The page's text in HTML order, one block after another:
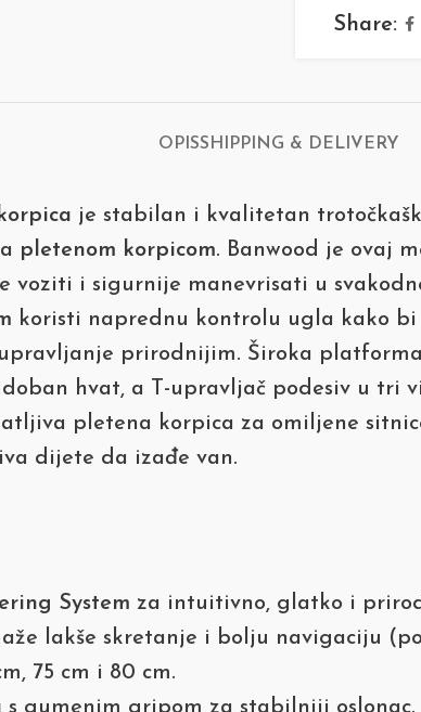
Share:
OPISSHIPPING & DELIVERY
je stabilan i kvalitetan
pletenom korpicom. Banwood je ovaj
voziti i sigurnije manevrisati u
koristi naprednu kontrolu ugla kako
prirodnijim. Široka
hvat, a T-upravljač podesiv u tri
pletena korpica za omiljene
dijete da izađe van.
System za intuitivno, glatko i
lakše skretanje i bolju navigaciju
75 cm i 80 cm.
s gumenim gripom za stabilniji oslonac.